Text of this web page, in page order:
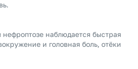
наблюдается быстрая
и головная боль, отёки